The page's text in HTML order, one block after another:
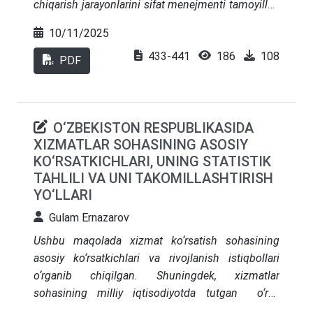
takliflar ishlab chiqiladi.
chiqarish jarayonlarini sifat menejmenti tamoyillari
yoritilgan. Sifat menejmenti tizimlarini joriy etishda
xalqaro ISO 9001:2015 standartining ahamiyati,
uning iqtisodiy samaradorlik va
chiqarish hajmlari, eksport ko‘rsatkichlari va ISO
standartlariga ega korxonalar ulushi bo‘yicha
tahliliy jadvallar shakllantirilib, ularning o‘zgarish
dinamikasi ochib berilgan. Shuningdek, sifat
menejmenti tizimini joriy etish natijasida
korxonalarda ishlab chiqarish samaradorligi,
ko‘rsatkichlarining o‘sishi aniqlangan.
10/11/2025
PDF 433-441 186 108
O‘ZBEKISTON RESPUBLIKASIDA
XIZMATLAR SOHASINING ASOSIY
KO‘RSATKICHLARI, UNING STATISTIK
TAHLILI VA UNI TAKOMILLASHTIRISH
YO‘LLARI
Gulam Ernazarov
Ushbu
maqolada xizmat ko‘rsatish sohasining
asosiy ko‘rsatkichlari va rivojlanish
istiqbollari
o‘rganib chiqilgan. Shuningdek, xizmatlar
sohasining milliy iqtisodiyotda tutgan o‘rni,